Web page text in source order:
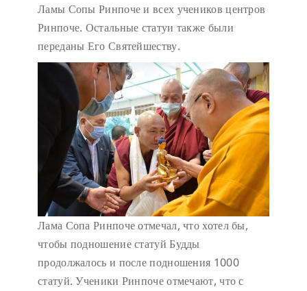
Ламы Сопы Ринпоче и всех учеников центров
Ринпоче. Остальные статуи также были
переданы Его Святейшеству.
Лама Сопа Ринпоче отмечал, что хотел бы,
чтобы подношение статуй Будды
продолжалось и после подношения 1000
статуй. Ученики Ринпоче отмечают, что с